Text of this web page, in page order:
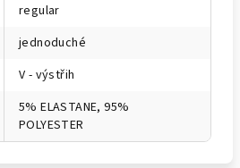
regular
jednoduché
V - výstřih
5% ELASTANE, 95%
POLYESTER